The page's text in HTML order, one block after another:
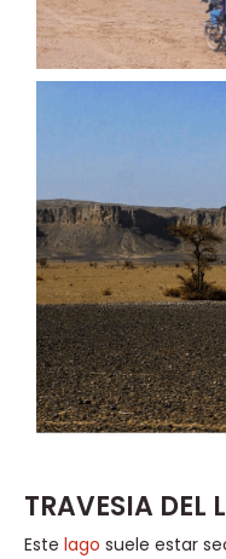
TRAVESIA DEL
Este lago suele estar